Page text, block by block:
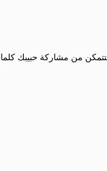
من مشاركة حبيبك